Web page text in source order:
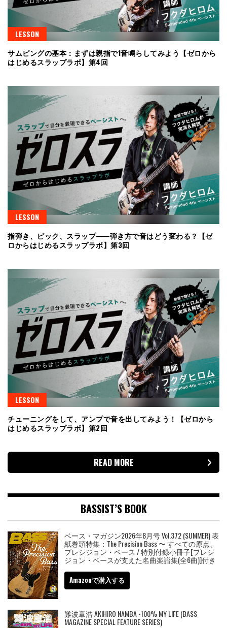
LESSON
サムピングの基本：まずは親指で1音鳴らしてみよう【ゼロから
はじめるスラップラボ】第4回
LESSON
指弾き、ピック、スラップ⸺弾き方で音はどう変わる？【ゼ
ロからはじめるスラップラボ】第3回
LESSON
チューニングをして、アンプで音を出してみよう！【ゼロから
はじめるスラップラボ】第2回
READ MORE
BASSIST’S BOOK
ベース・マガジン2026年8月号 Vol.372 (SUMMER) 表
紙巻頭特集：The Precision Bass 〜 すべての原点、
プレシジョン・ベース / 特別付録小冊子[プレシ
ジョン・ベースが支えた名曲楽譜集(全6曲)]付き
Amazonで購入する
難波章浩 AKIHIRO NAMBA -100% MY LIFE (BASS
MAGAZINE SPECIAL FEATURE SERIES)